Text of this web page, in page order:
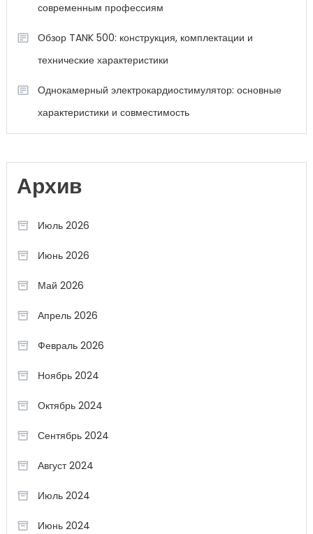
современным профессиям
Обзор TANK 500: конструкция, комплектации и
технические характеристики
Однокамерный электрокардиостимулятор: основные
характеристики и совместимость
Архив
Июль 2026
Июнь 2026
Май 2026
Апрель 2026
Февраль 2026
Ноябрь 2024
Октябрь 2024
Сентябрь 2024
Август 2024
Июль 2024
Июнь 2024